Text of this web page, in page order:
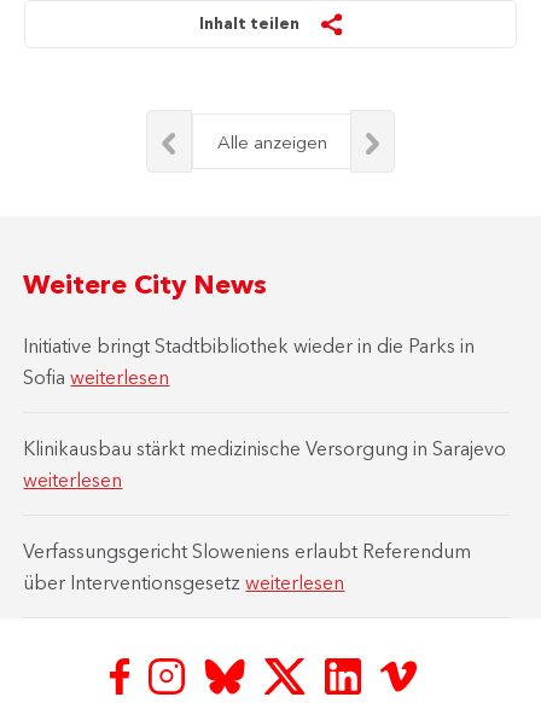
Inhalt teilen
Alle anzeigen
Weitere City News
Initiative bringt Stadtbibliothek wieder in die Parks in
Sofiaweiterlesen
Klinikausbau stärkt medizinische Versorgung in Sarajevo
weiterlesen
Verfassungsgericht Sloweniens erlaubt Referendum
über Interventionsgesetzweiterlesen